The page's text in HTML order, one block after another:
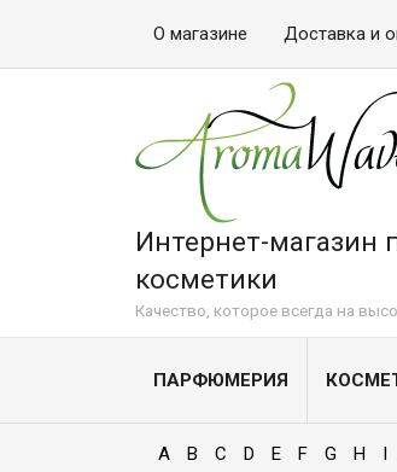
О магазине Доставка и
Интернет-
косметики
Качество, которое всегда на
ПАРФЮМЕРИЯ
A B C D E F G H I